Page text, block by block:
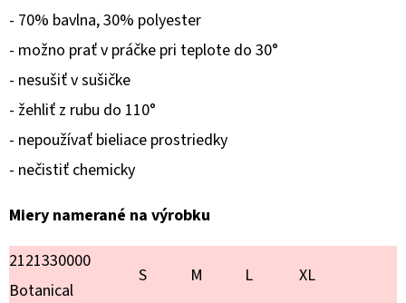
- 70% bavlna, 30% polyester
- možno prať v práčke pri teplote do 30°
- nesušiť v sušičke
- žehliť z rubu do 110°
- nepoužívať bieliace prostriedky
- nečistiť chemicky
Miery namerané na výrobku
2121330000
Botanical
S M L
XL
TOY